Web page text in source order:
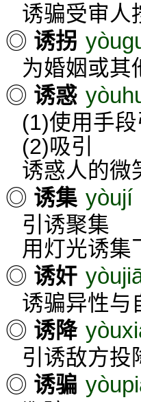
诱骗受审人
◎ 诱拐
为婚姻或其
◎ 诱惑
(1)使用手
(2)吸引
诱惑人的微
◎ 诱集 yòují
引诱聚集
用灯光诱集
◎ 诱奸
诱骗异性与
◎ 诱降
引诱敌方投
◎ 诱骗